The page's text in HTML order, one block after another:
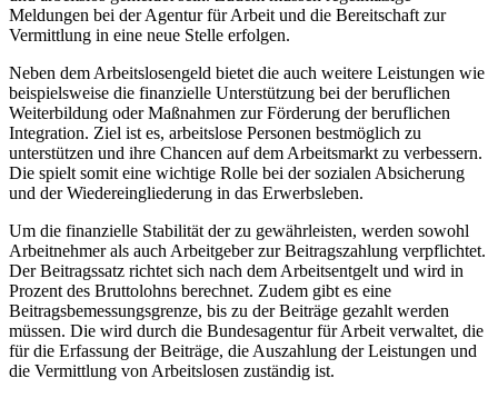
‌Meldungen‍ bei der Agentur für ‌Arbeit und⁢ die Bereitschaft​ zur
Vermittlung in eine neue Stelle erfolgen.
Neben dem⁤ Arbeitslosengeld bietet​ die ⁢auch weitere Leistungen wie
beispielsweise die finanzielle Unterstützung bei der‍ beruflichen
Weiterbildung oder Maßnahmen zur Förderung der beruflichen
Integration. Ziel ist‌ es, arbeitslose Personen bestmöglich ⁢zu
unterstützen und ihre Chancen auf dem Arbeitsmarkt zu verbessern.
Die spielt somit eine wichtige Rolle bei der sozialen Absicherung
und der⁣ Wiedereingliederung in ⁢das⁣ Erwerbsleben.
Um⁢ die ‌finanzielle Stabilität⁢ der zu gewährleisten,⁤ werden sowohl
Arbeitnehmer als auch⁤ Arbeitgeber zur Beitragszahlung verpflichtet.
Der ⁤Beitragssatz ⁢richtet ⁢sich‌ nach⁣ dem Arbeitsentgelt und wird in
Prozent des ‌Bruttolohns berechnet.​ Zudem gibt ‌es ⁤eine
Beitragsbemessungsgrenze, bis zu der Beiträge gezahlt werden
müssen. Die⁤ wird durch die Bundesagentur für Arbeit⁣ verwaltet, die
für die‍ Erfassung der⁤ Beiträge,‌ die Auszahlung der‌ Leistungen und
die Vermittlung⁣ von Arbeitslosen zuständig ist.